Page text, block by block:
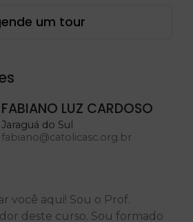
um tour
FABIANO LUZ CARDOSO
Jaraguá do Sul
fabiano@catolicasc.org.br
você aqui! Sou o Prof.
deste curso. Sou formado